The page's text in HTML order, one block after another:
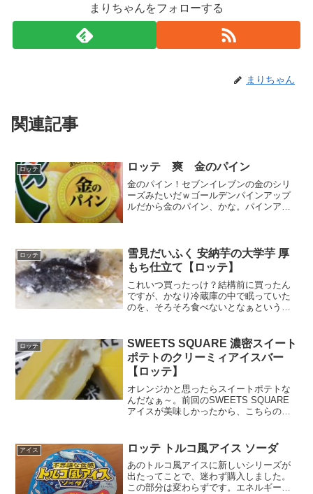
まりちゃんをフォローする
まりちゃん
関連記事
ロッテ ロッテ 爽 金のパイン
金のパイン！セブンイレブンの金のシリ
ーズみたいだｗゴールデンパインアップ
ルだから金のパイン、かな。パインアッ
あるねぇ。－18℃以下で保...
ロッテ
雪見だいふく 安納芋の大学芋 厚
もち仕立て【ロッテ】
これいつ買ったっけ？結構前に買ったん
ですが、かなり冷蔵庫の中で眠っていた
のを、そろそろ食べないとなぁという感
買った本をそのまま読まずに積読という
のはありがちですが、最近...
ロッテ
SWEETS SQUARE 濃密スイート
ポテトのクリーミィアイスバー
【ロッテ】
オレンジかと思ったらスイートポテトな
んだなぁ～。前回のSWEETS SQUARE
アイスが美味しかったから、こちらのア
紅はるかなのか。有名だな。なんか雰囲
気が秋っぽい。...
アイス ロッテ トルコ風アイス ソーダ
あのトルコ風アイスに新しいシリーズが
出たってことで、迷わず購入しました。
この部分は変わらずです。エネルギーは